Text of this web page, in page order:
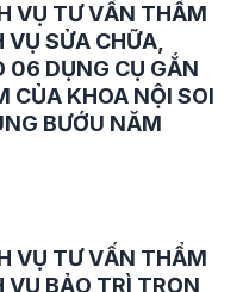
VỤ TƯ VẤN THẨM
VỤ SỬA CHỮA,
06 DỤNG CỤ GẮN
CỦA KHOA NỘI SOI
BƯỚU NĂM
VỤ TƯ VẤN THẨM
BẢO TRÌ TRỌN